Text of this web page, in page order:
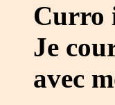
Curro
Je
avec